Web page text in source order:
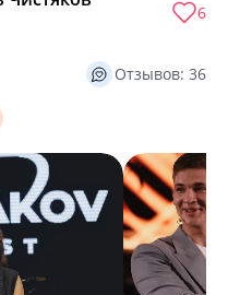
6
Отзывов: 36